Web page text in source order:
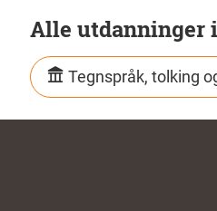
Alle utdanninger
Tegnspråk, tolking